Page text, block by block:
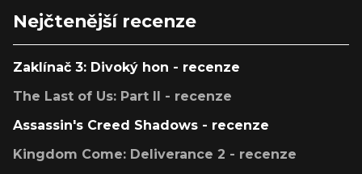
Nejčtenější recenze
Zaklínač 3: Divoký hon - recenze
The Last of Us: Part II - recenze
Assassin's Creed Shadows - recenze
Kingdom Come: Deliverance 2 - recenze